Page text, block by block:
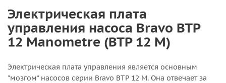
Электрическая плата
управления насоса Bravo BTP
12 Manometre (BTP 12 M)
Электрическая плата управления является основным
"мозгом" насосов серии Bravo BTP 12 M. Она отвечает за